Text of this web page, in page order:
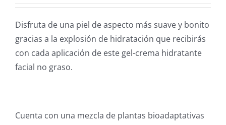
Disfruta de una piel de aspecto más suave y bonito
gracias a la explosión de hidratación que recibirás
con cada aplicación de este gel-crema hidratante
facial no graso.
Cuenta con una mezcla de plantas bioadaptativas